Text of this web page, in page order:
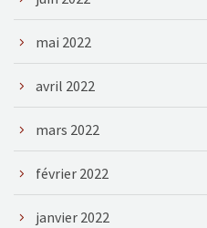
mai 2022
avril 2022
mars 2022
février 2022
janvier 2022